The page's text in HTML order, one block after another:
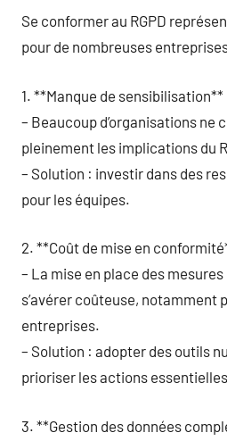
Se conformer au RGPD
pour de nombreuses
1. **Manque de sensibilisation**
– Beaucoup d’organisations ne
pleinement les implications du
– Solution : investir dans des
pour les équipes.
2. **Coût de mise en
– La mise en place des
s’avérer coûteuse, notamment
entreprises.
– Solution : adopter des outils
prioriser les actions
3. **Gestion des données